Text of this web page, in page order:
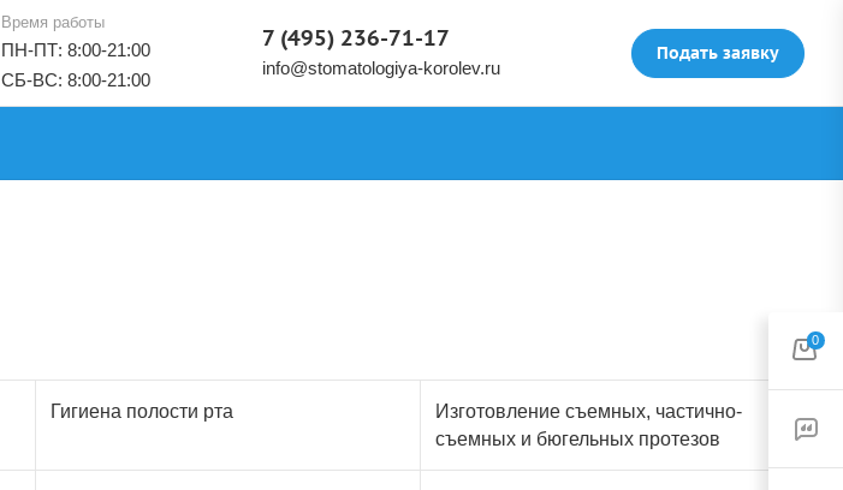
Время работы
ПН-ПТ: 8:00-21:00
СБ-ВС: 8:00-21:00
7 (495) 236-71-17
info@stomatologiya-korolev.ru
Подать заявку
Гигиена полости рта
Изготовление съемных, частично-
съемных и бюгельных протезов
0